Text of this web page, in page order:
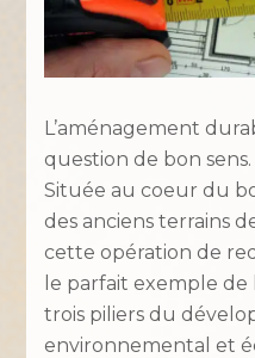
L’aménagement
question de bon sens.
Située au coeur du
des anciens terrains
cette opération de
le parfait exemple de
trois piliers du
environnemental et